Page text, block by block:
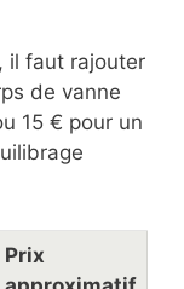
il faut rajouter
de vanne
15 € pour un
Prix